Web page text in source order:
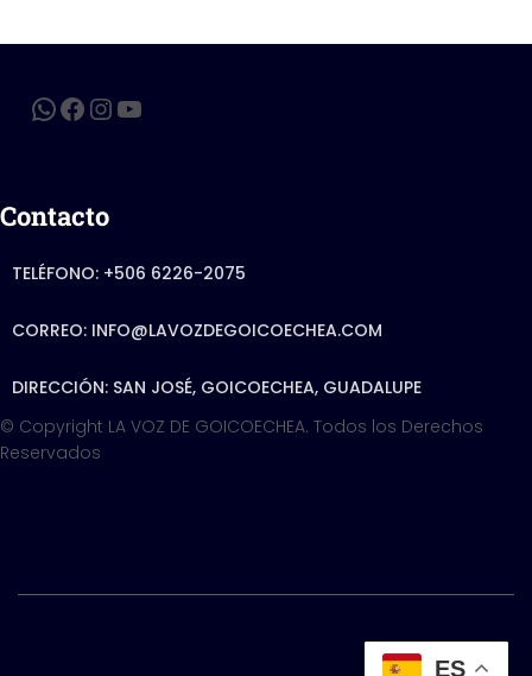
Contacto
TELÉFONO: +506 6226-2075
CORREO: INFO@LAVOZDEGOICOECHEA.COM
DIRECCIÓN: SAN JOSÉ, GOICOECHEA, GUADALUPE
© Copyright LA VOZ DE GOICOECHEA. Todos los Derechos
Reservados
ThemeIsle
ES